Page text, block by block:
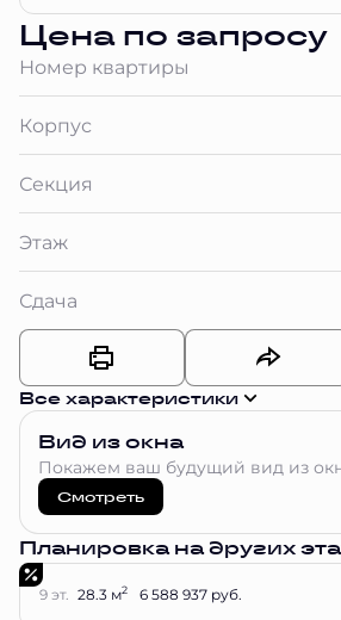
Цена по запросу
Номер квартиры
Корпус
Секция
Этаж
Сдача
Все характеристики
Вид из окна
Покажем ваш будущий вид из
Смотреть
Планировка на других
9 эт. 28.3 м2 6 588 937 руб.